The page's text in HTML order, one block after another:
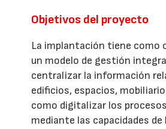
Objetivos del proyecto
La implantación tiene como
un modelo de gestión
centralizar la información
edificios, espacios,
como digitalizar los
mediante las capacidades de